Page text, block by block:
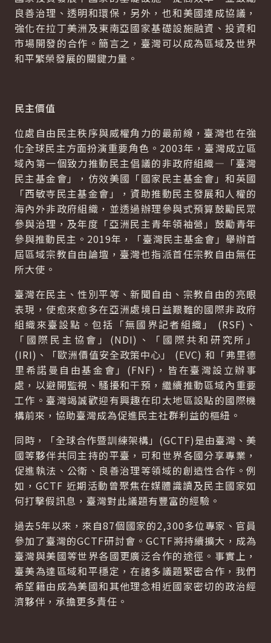
良善治理、透明和環保，另外，也和美國達成協議，
強化在拉丁美洲及東南亞國家基礎設施融資、投資和
市場開發的合作。簡言之，臺灣可以成為區域及世界
和平繁榮發展的關鍵力量。
民主價值
位處自由民主秩序與威權角力的最前線，臺灣也在強
化全球民主方面扮演重要角色。2003年，臺灣成立區
域內第一個致力推動民主倡議的非政府組織—「臺灣
民主基金會」，仿效美國「國家民主基金會」和英國
「西敏寺民主基金會」，資助推動民主發展和人權的
海內外非政府組織，並透過辦理參與式預算鼓勵民眾
參與治理，及年度「亞洲民主青年領袖營」鼓勵青年
參與推動民主。2019年，「臺灣民主基金會」舉辦首
屆區域宗教自由論壇，臺灣也指派首任宗教自由無任
所大使。
臺灣在民主、性別平等、新聞自由、宗教自由的亮眼
表現，使愈來愈多在亞洲處境日益艱難的國際非政府
組織來臺設點。包括「無國界記者組織」 (RSF)、
「國際民主協會」(NDI)、「國際共和研究所」
(IRI)、「歐洲價值安全政策中心」 (EVC) 和「弗里德
里希諾曼自由基金會」(FNF)，皆在臺灣設立辦事
處，以避開監視、騷擾和干預，繼續推動區域內重要
工作。臺灣竭誠歡迎有興趣在印太地區設點的國際機
構前來，協助臺灣成為促進民主社群利益的樞紐。
同時，「全球合作暨訓練架構」(GCTF)是由臺灣、美
國等夥伴共同主持的平臺，可和世界各國分享專業，
促進執法、公衛、良善治理等領域的創造性合作。例
如，GCTF 近期活動曾聚焦在媒體識讀及民主國家如
何打擊假訊息，臺灣對此議題有豐富的經驗。
過去5年以來，來自87個國家的2,300多位專家、官員
參加了臺灣的GCTF研討會。GCTF將持續擴大，成為
臺灣與美國等世界各國更廣泛合作的途徑。事實上，
臺美為達區域和平穩定，在諸多議題緊密合作，我們
希望籍由成為美國和其他理念相近國家密切的政治經
濟夥伴，承擔更多責任。